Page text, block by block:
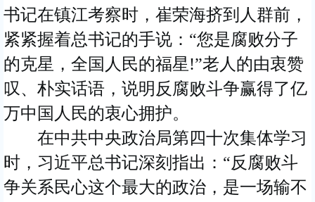
书记在镇江考察时，崔荣海挤到人群前，
紧紧握着总书记的手说：“您是腐败分子
的克星，全国人民的福星!”老人的由衷赞
叹、朴实话语，说明反腐败斗争赢得了亿
万中国人民的衷心拥护。
在中共中央政治局第四十次集体学习
时，习近平总书记深刻指出：“反腐败斗
争关系民心这个最大的政治，是一场输不